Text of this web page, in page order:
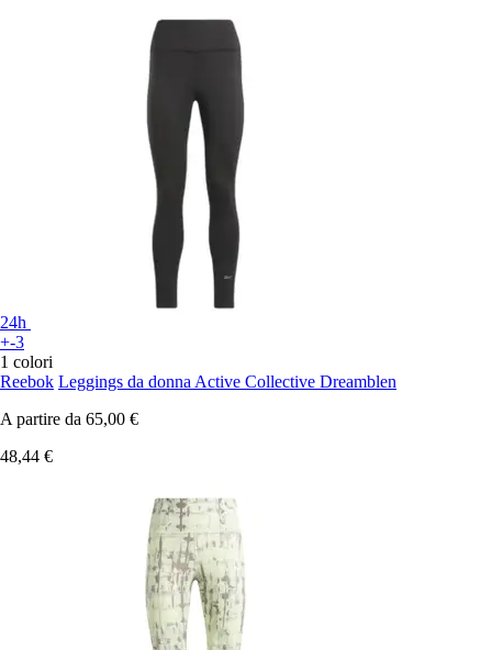
24h
+-3
1 colori
Reebok Leggings da donna Active Collective Dreamblen
A partire da 65,00 €
48,44 €